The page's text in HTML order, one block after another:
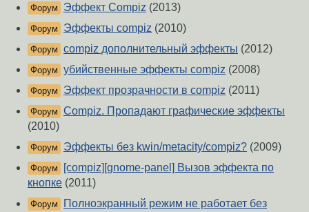
Форум Эффект Compiz (2013)
Форум Эффекты compiz (2010)
Форум compiz дoпoлнительный эффекты (2012)
Форум убийственные эффекты compiz (2008)
Форум Эффект прозрачности в compiz (2011)
Форум Compiz. Пропадают графические эффекты
(2010)
Форум Эффекты без kwin/metacity/compiz? (2009)
Форум
[compiz][gnome-panel] Вызов эффекта по
кнопке (2011)
Форум
Полноэкранный режим не работает без